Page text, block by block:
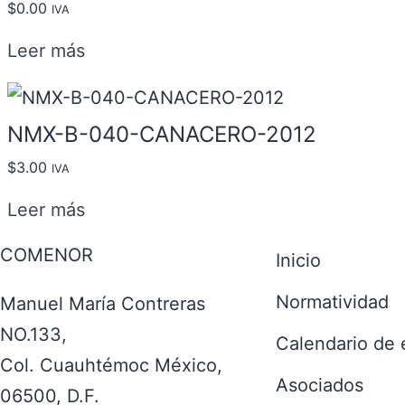
$0.00 IVA
Leer más
NMX-B-040-CANACERO-2012
$3.00 IVA
Leer más
COMENOR
Manuel María Contreras
NO.133,
Col. Cuauhtémoc México,
06500, D.F.
Inicio
Normatividad
Calendario de
Asociados